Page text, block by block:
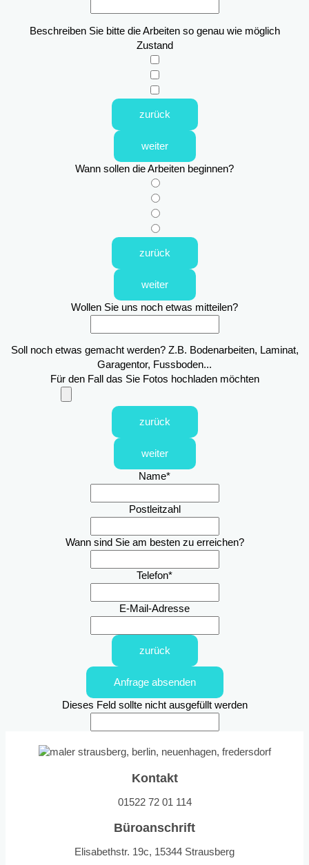
Beschreiben Sie bitte die Arbeiten so genau wie möglich
Zustand
zurück
weiter
Wann sollen die Arbeiten beginnen?
zurück
weiter
Wollen Sie uns noch etwas mitteilen?
Soll noch etwas gemacht werden? Z.B. Bodenarbeiten, Laminat,
Garagentor, Fussboden...
Für den Fall das Sie Fotos hochladen möchten
zurück
weiter
Name*
Postleitzahl
Wann sind Sie am besten zu erreichen?
Telefon*
E-Mail-Adresse
zurück
Anfrage absenden
Dieses Feld sollte nicht ausgefüllt werden
Kontakt
01522 72 01 114
Büroanschrift
Elisabethstr. 19c, 15344 Strausberg